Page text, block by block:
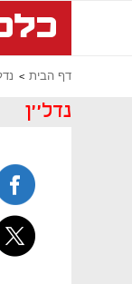
דף הבית
נדל''ן